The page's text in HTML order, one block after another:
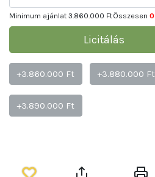
Minimum ajánlat 3.860.000 FtÖsszesen 0
Licitálás
+3.860.000 Ft +3.880.000 Ft
+3.890.000 Ft